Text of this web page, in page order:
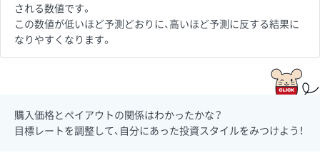
される数値です。
この数値が低いほど予測どおりに、高いほど予測に反する結果に
なりやすくなります。
購入価格とペイアウトの関係はわかったかな？
目標レートを調整して、自分にあった投資スタイルをみつけよう！